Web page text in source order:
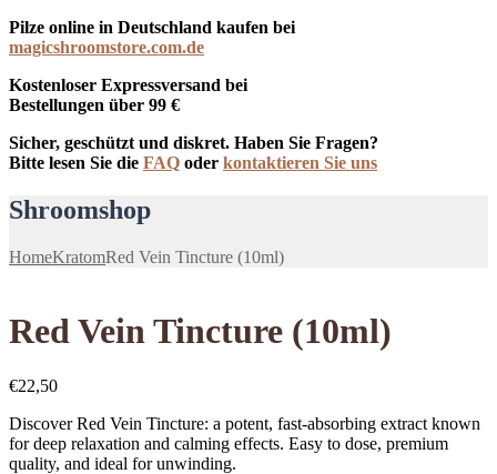
Pilze online in Deutschland kaufen bei
magicshroomstore.com.de
Kostenloser Expressversand bei
Bestellungen über 99 €
Sicher, geschützt und diskret. Haben Sie Fragen?
Bitte lesen Sie die FAQ oder kontaktieren Sie uns
Shroomshop
HomeKratomRed Vein Tincture (10ml)
Red Vein Tincture (10ml)
€22,50
Discover Red Vein Tincture: a potent, fast-absorbing extract known
for deep relaxation and calming effects. Easy to dose, premium
quality, and ideal for unwinding.